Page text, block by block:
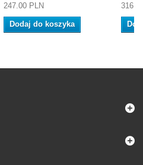
247.00 PLN
Dodaj do koszyka